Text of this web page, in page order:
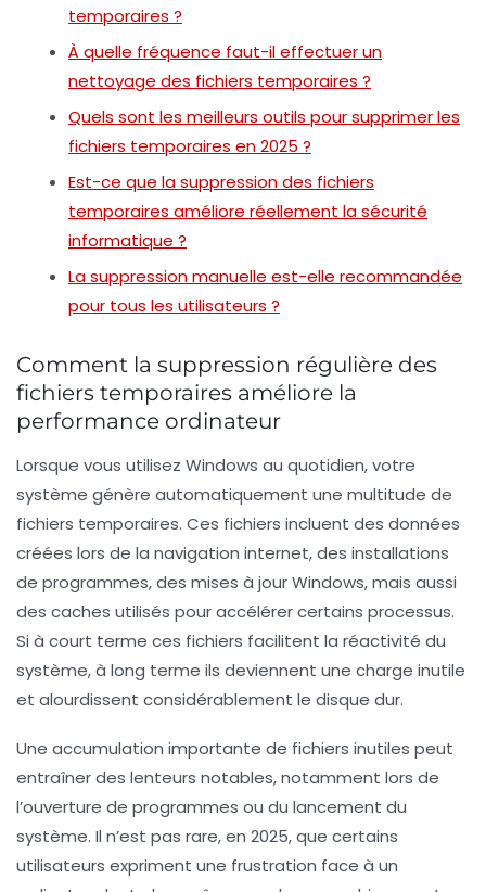
temporaires ?
À quelle fréquence faut-il effectuer un
nettoyage des fichiers temporaires ?
Quels sont les meilleurs outils pour supprimer les
fichiers temporaires en 2025 ?
Est-ce que la suppression des fichiers
temporaires améliore réellement la sécurité
informatique ?
La suppression manuelle est-elle recommandée
pour tous les utilisateurs ?
Comment la suppression régulière des
fichiers temporaires améliore la
performance ordinateur
Lorsque vous utilisez Windows au quotidien, votre
système génère automatiquement une multitude de
fichiers temporaires. Ces fichiers incluent des données
créées lors de la navigation internet, des installations
de programmes, des mises à jour Windows, mais aussi
des caches utilisés pour accélérer certains processus.
Si à court terme ces fichiers facilitent la réactivité du
système, à long terme ils deviennent une charge inutile
et alourdissent considérablement le disque dur.
Une accumulation importante de fichiers inutiles peut
entraîner des lenteurs notables, notamment lors de
l’ouverture de programmes ou du lancement du
système. Il n’est pas rare, en 2025, que certains
utilisateurs expriment une frustration face à un